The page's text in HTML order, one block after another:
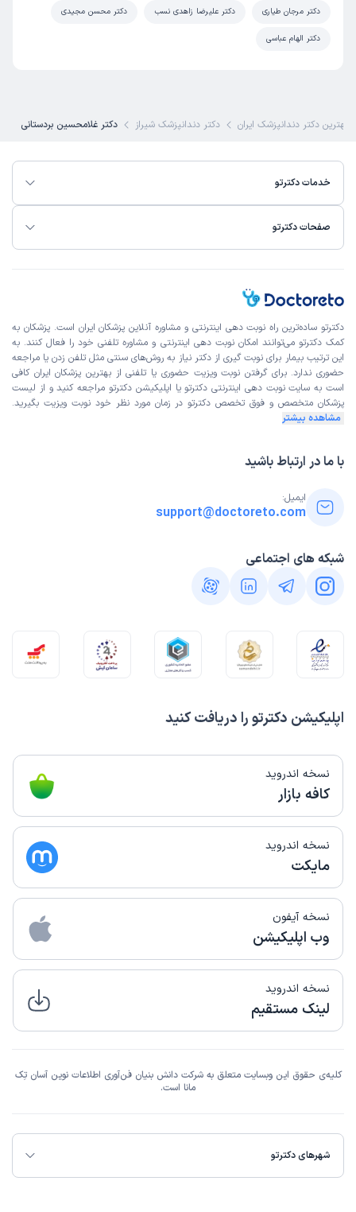
دکتر مرجان طیاری دکتر علیرضا زاهدی نسب دکتر محسن مجیدی
دکتر الهام عباسی
بهترین دکتر دندانپزشک ایران دکتر دندانپزشک شیراز دکتر غلامحسین بردستانی
خدمات دکترتو
صفحات دکترتو
اپلیکیشن دکترتو را دریافت کنید
نسخه اندروید
کافه بازار
نسخه اندروید
مایکت
نسخه آیفون
وب اپلیکیشن
نسخه اندروید
لینک مستقیم
دکترتو ساده‌ترین راه نوبت‌ دهی اینترنتی و مشاوره آنلاین پزشکان ایران است. پزشکان به
کمک دکترتو می‌توانند امکان نوبت دهی اینترنتی و مشاوره تلفنی خود را فعال کنند. به
این ترتیب بیمار برای نوبت گیری از دکتر نیاز به روش‌های سنتی مثل تلفن زدن یا مراجعه
حضوری ندارد. برای گرفتن نوبت ویزیت حضوری یا تلفنی از بهترین پزشکان ایران کافی
است به سایت نوبت دهی اینترنتی دکترتو یا اپلیکیشن دکترتو مراجعه کنید و از لیست
پزشکان متخصص و فوق تخصص دکترتو در زمان مورد نظر خود نوبت ویزیت بگیرید.
مشاهده بیشتر
با ما در ارتباط باشید
ایمیل:
support@doctoreto.com
شبکه های اجتماعی
کلیه‌ی حقوق این وبسایت متعلق به شرکت دانش بنیان فن‌آوری اطلاعات نوین آسان تِک
مانا است.
شهرهای دکترتو